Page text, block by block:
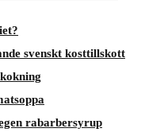
svenskt kosttillskott
rabarbersyrup